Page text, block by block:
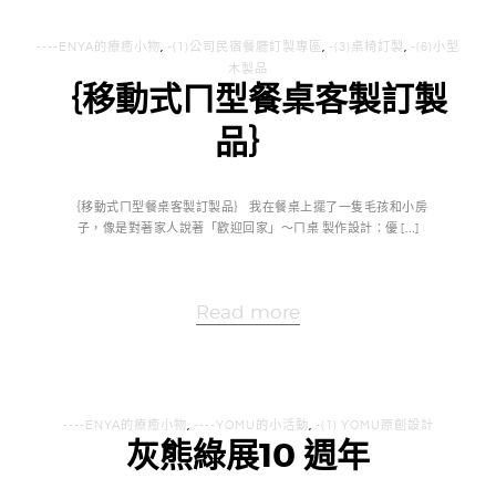
----ENYA的療癒小物, -(1)公司民宿餐廳訂製專區 , -(3)桌椅訂製, -(6)小型
木製品
｛移動式ㄇ型餐桌客製訂製
品｝
｛移動式ㄇ型餐桌客製訂製品｝ 我在餐桌上擺了一隻毛孩和小房
子，像是對著家人說著「歡迎回家」～ㄇ桌 製作設計：優 […]
Read more
----ENYA的療癒小物, ----YOMU的小活動, -(1) YOMU原創設計
灰熊綠展10 週年